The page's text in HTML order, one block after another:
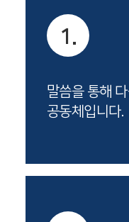
1.
말씀을 통해
공동체입니다.